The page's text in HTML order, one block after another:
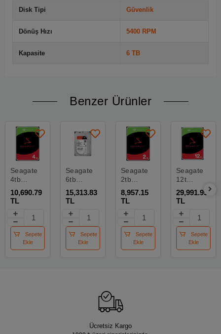
Disk Tipi Güvenlik
Dönüş Hızı 5400 RPM
Kapasite 6 TB
Benzer Ürünler
Seagate
4tb
St4000vn006
Ironwolf
3,5"
256mb
5400rpm
St4000vn006
Harddisk
10,690.79
TL
Sepete
Ekle
Seagate
6tb
Ironwolf
256mb
5400rpm
3.5"
Sata
3.0
St6000vn006
15,313.83
TL
Sepete
Ekle
Seagate
2tb
Ironwolf
St2000vn003
3.5"
64mb
5900rpm
Sata3
Harddisk
8,957.15
TL
Sepete
Ekle
Seagate
12tb
Ironwolf
7200rpm
256mb
Sata
6gbit-
Harddisk
29,991.99
TL
Sepete
Ekle
Ücretsiz Kargo